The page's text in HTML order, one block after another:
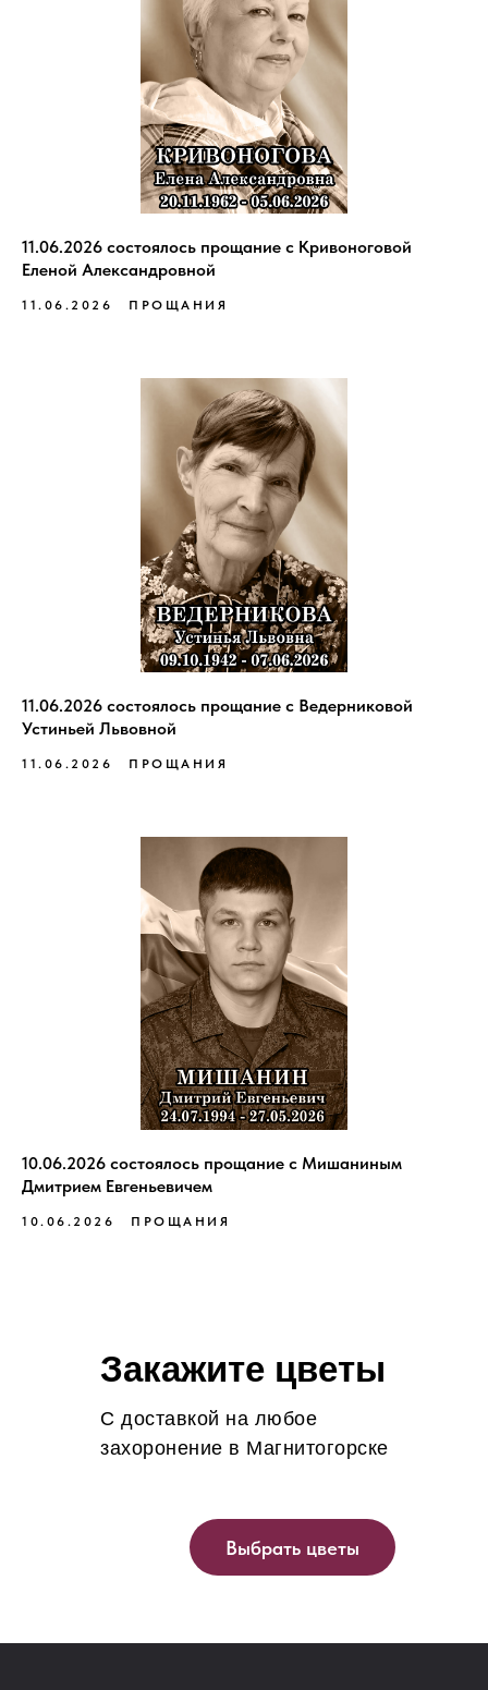
11.06.2026 состоялось прощание с Кривоноговой
Еленой Александровной
11.06.2026 ПРОЩАНИЯ
11.06.2026 состоялось прощание с Ведерниковой
Устиньей Львовной
11.06.2026 ПРОЩАНИЯ
10.06.2026 состоялось прощание с Мишаниным
Дмитрием Евгеньевичем
10.06.2026 ПРОЩАНИЯ
Закажите цветы
С доставкой на любое
захоронение в Магнитогорске
Выбрать цветы